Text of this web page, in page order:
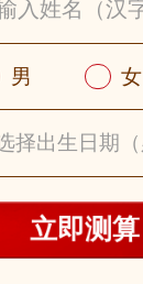
男 女
立即测算